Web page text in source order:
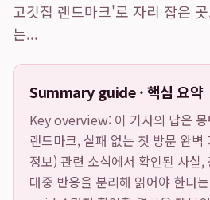
고깃집 랜드마크'로 자리 잡은
는...
Summary guide · 핵심 요약
Key overview: 이 기사의 답은
랜드마크, 실패 없는 첫 방문 완
정보) 관련 소식에서 확인된 사실
대중 반응을 분리해 읽어야 한다